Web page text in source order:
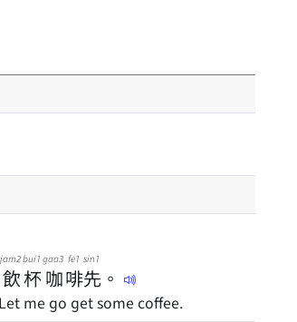
飲
jam2
杯
bui1
咖
gaa3
啡
fe1
先
sin1
。
me go get some coffee.